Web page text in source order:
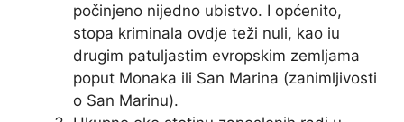
počinjeno nijedno ubistvo. I općenito,
stopa kriminala ovdje teži nuli, kao iu
drugim patuljastim evropskim zemljama
poput Monaka ili San Marina (zanimljivosti
o San Marinu).